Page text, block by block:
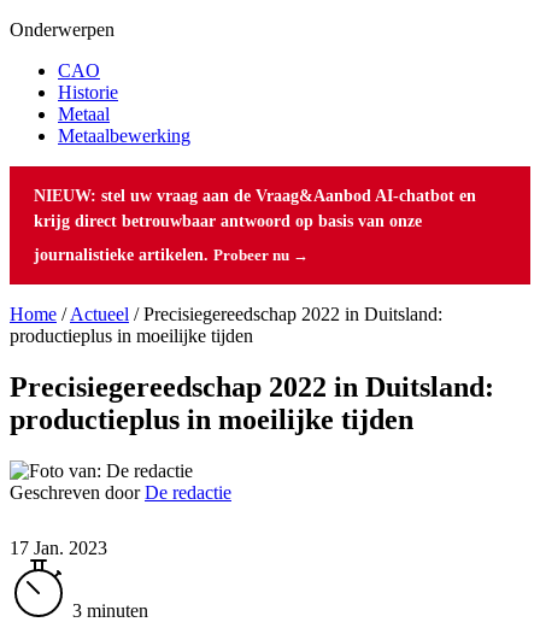
Onderwerpen
CAO
Historie
Metaal
Metaalbewerking
NIEUW: stel uw vraag aan de Vraag&Aanbod AI-chatbot en
krijg direct betrouwbaar antwoord op basis van onze
journalistieke artikelen. Probeer nu →
Home /Actueel /Precisiegereedschap 2022 in Duitsland:
productieplus in moeilijke tijden
Precisiegereedschap 2022 in Duitsland:
productieplus in moeilijke tijden
Geschreven doorDe redactie
17 Jan. 2023
3 minuten